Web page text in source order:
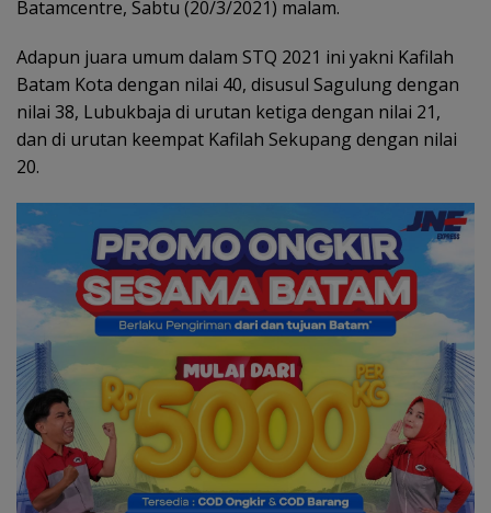
Batamcentre, Sabtu (20/3/2021) malam.
Adapun juara umum dalam STQ 2021 ini yakni Kafilah
Batam Kota dengan nilai 40, disusul Sagulung dengan
nilai 38, Lubukbaja di urutan ketiga dengan nilai 21,
dan di urutan keempat Kafilah Sekupang dengan nilai
20.